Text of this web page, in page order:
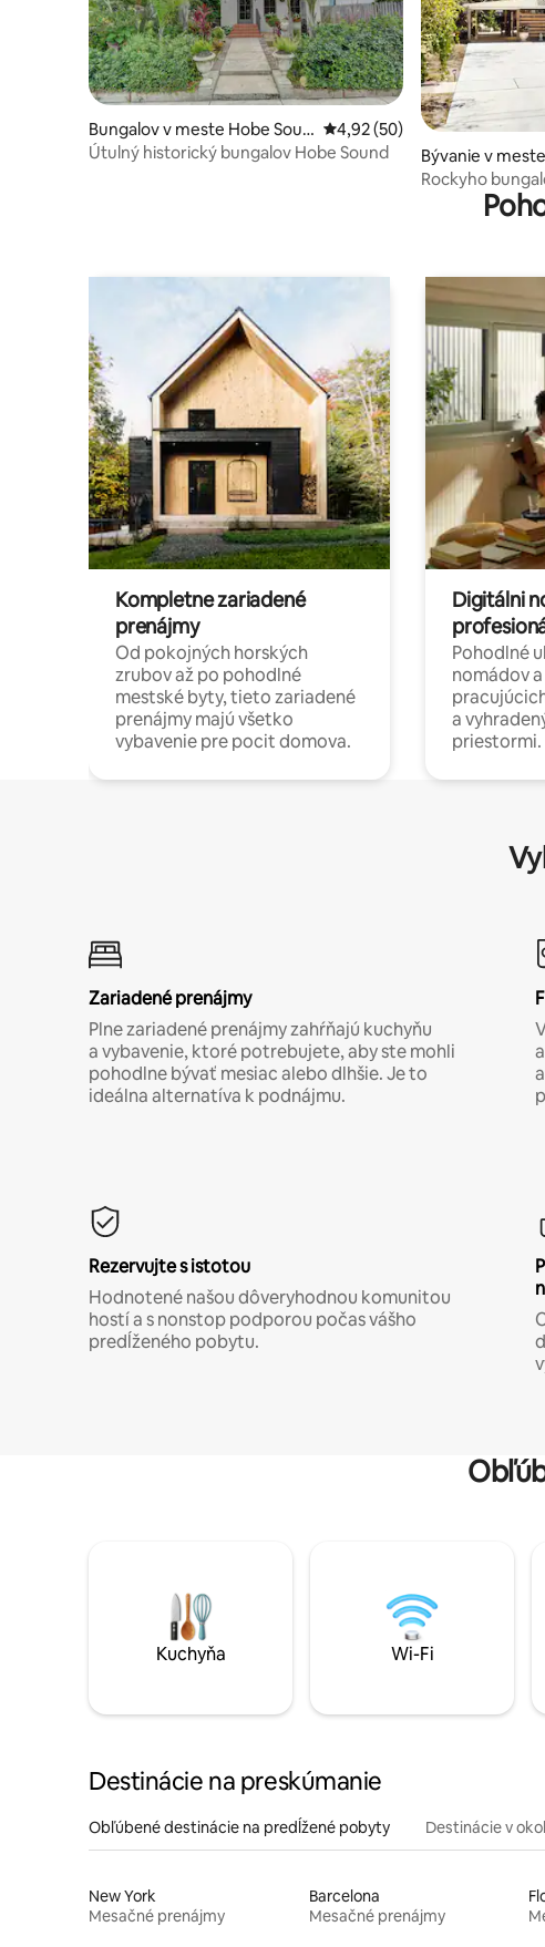
Bungalov v meste Hobe Soun
d
Priemerné ohodnotenie
4,92 (50)
Útulný historický bungalov Hobe Sound
Bývanie v
Rockyho
Parku/
Kompletne zariadené
prenájmy
Od pokojných horských
zrubov až po pohodlné
mestské byty, tieto zariadené
prenájmy majú všetko
vybavenie pre pocit domova.
Digitálni
Pohodlné
nomádov
a
priestormi.
Zariadené prenájmy
Plne zariadené prenájmy zahŕňajú kuchyňu
a vybavenie, ktoré potrebujete, aby ste mohli
pohodlne bývať mesiac alebo dlhšie. Je to
ideálna alternatíva k podnájmu.
Rezervujte s istotou
Hodnotené našou dôveryhodnou komunitou
hostí a s nonstop podporou počas vášho
predĺženého pobytu.
Kuchyňa Wi-Fi
Destinácie na preskúmanie
Obľúbené destinácie na predĺžené pobyty Destinácie v
New York
Mesačné prenájmy
Barcelona
Mesačné prenájmy